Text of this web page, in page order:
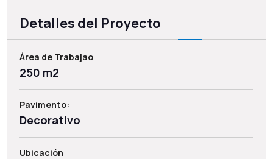
Detalles del Proyecto
Área de Trabajao
250 m2
Pavimento:
Decorativo
Ubicación